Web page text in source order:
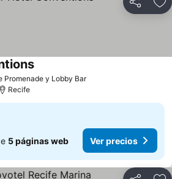
Compartir
Promenade y Lobby Bar
Recife
5 páginas web Ver precios